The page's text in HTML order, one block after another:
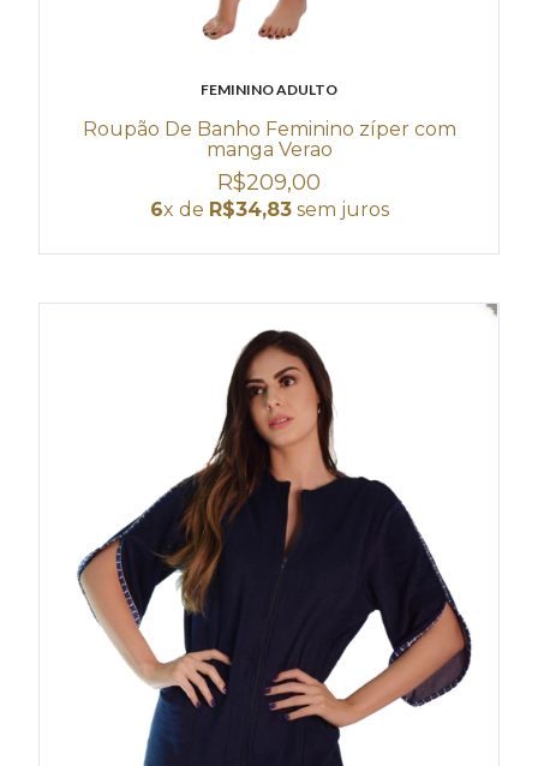
FEMININO ADULTO
Roupão De Banho Feminino zíper com
manga Verao
R$209,00
6x de R$34,83sem juros